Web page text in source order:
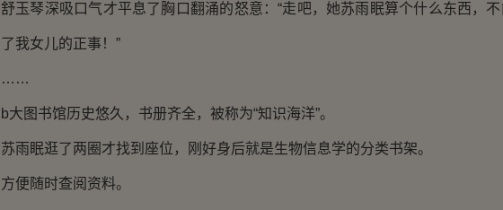
舒玉琴深吸口气才平息了胸口翻涌的怒意：“走吧，她苏雨眠算个什么东西，
了我女儿的正事！”
……
b大图书馆历史悠久，书册齐全，被称为“知识海洋”。
苏雨眠逛了两圈才找到座位，刚好身后就是生物信息学的分类书架。
方便随时查阅资料。